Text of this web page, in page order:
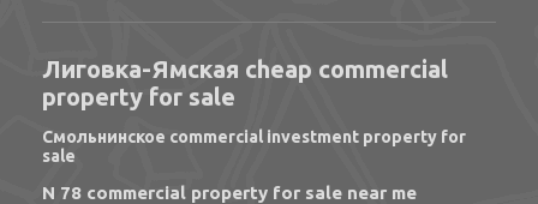
Лиговка-Ямская cheap commercial
property for sale
Смольнинское commercial investment property for
sale
N 78 commercial property for sale near me